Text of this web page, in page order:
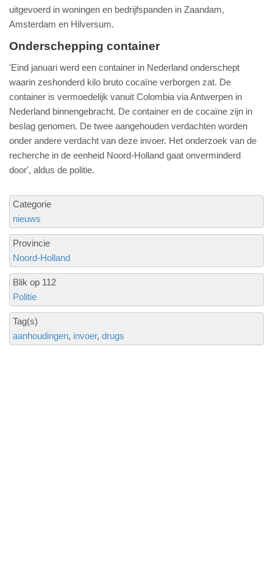
uitgevoerd in woningen en bedrijfspanden in Zaandam,
Amsterdam en Hilversum.
Onderschepping container
'Eind januari werd een container in Nederland onderschept
waarin zeshonderd kilo bruto cocaïne verborgen zat. De
container is vermoedelijk vanuit Colombia via Antwerpen in
Nederland binnengebracht. De container en de cocaïne zijn in
beslag genomen. De twee aangehouden verdachten worden
onder andere verdacht van deze invoer. Het onderzoek van de
recherche in de eenheid Noord-Holland gaat onverminderd
door', aldus de politie.
Categorie
nieuws
Provincie
Noord-Holland
Blik op 112
Politie
Tag(s)
aanhoudingen invoer drugs